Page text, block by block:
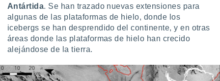
similares
Antártida. Se han trazado nuevas extensiones para
algunas de las plataformas de hielo, donde los
icebergs se han desprendido del continente, y en otras
áreas donde las plataformas de hielo han crecido
alejándose de la tierra.